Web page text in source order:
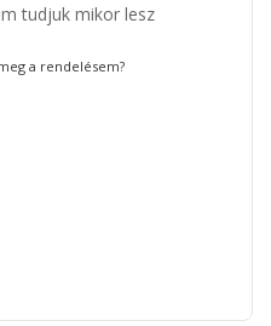
tudjuk mikor lesz
a rendelésem?